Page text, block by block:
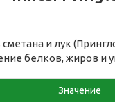
и лук
белков, жиров и
Значение